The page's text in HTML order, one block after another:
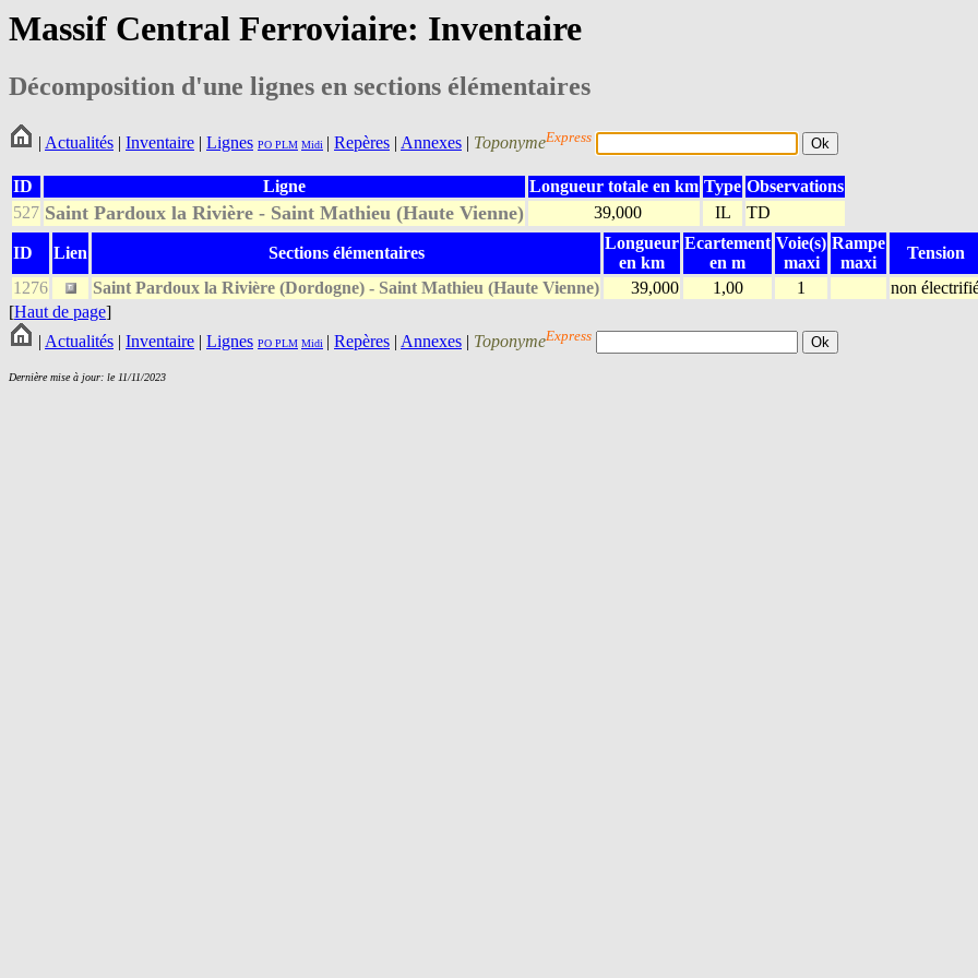
Massif Central Ferroviaire: Inventaire
Décomposition d'une lignes en sections élémentaires
| Actualités | Inventaire | Lignes PO PLM Midi | Repères | Annexes | ToponymeExpress
ID Ligne Longueur totale en km Type Observations
527 Saint Pardoux la Rivière - Saint Mathieu (Haute Vienne) 39,000 IL TD
ID Lien Sections élémentaires
Longueur
en km
Ecartement
en m
Voie(s)
maxi
Rampe
maxi
Tension
1276
Saint Pardoux la Rivière (Dordogne) - Saint Mathieu (Haute Vienne) 39,000 1,00 1
non
[Haut de page]
| Actualités | Inventaire | Lignes PO PLM Midi | Repères | Annexes | ToponymeExpress
Dernière mise à jour: le 11/11/2023